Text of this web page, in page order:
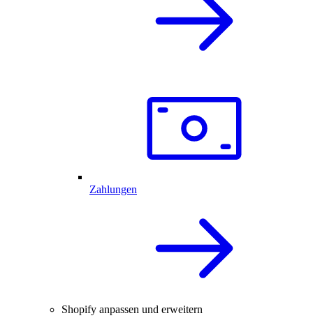
Zahlungen
Shopify anpassen und erweitern